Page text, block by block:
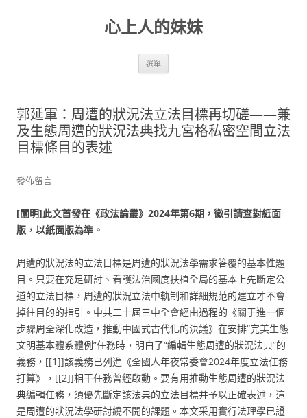
心上人的妹妹
選單
郭延軍：周遭的狀況法立法目標再切磋——兼
及生態周遭的狀況法典找九宮格私密空間立法
目標條目的表述
發佈留言
[闡明]此文首發在《政法論叢》2024年第6期，徵引請查對紙面
版，以紙面版為準。
周遭的狀況法的立法目標是周遭的狀況法學需求答覆的基本性題
目。只要在充足研討、看護法治國度扶植全局的基本上先斷定公
道的立法目標，周遭的狀況立法中軌制和詳細規范的建立才不會
掉往目的的指引。中共二十屆三中全會經由過程的《關于進一個
步驟周全深化改造，推動中國式古代化的決議》在安排“完美生態
文明基本體系體例”任務時，明白了“編輯生態周遭的狀況法典”的
義務，[[1]]該義務已列進《全國人年夜常委會2024年度立法任務
打算》，[[2]]相干任務曾經啟動。要有用推動生態周遭的狀況法
典編輯任務，須優先斷定該法典的立法目標并予以正確表述，這
是周遭的狀況法學研討繞不開的課題。本文采用實行法理學已證